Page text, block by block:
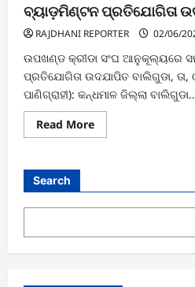
ବ୍ୟାଡ଼ମିଣ୍ଟନ ପ୍ରତିଯୋଗିତା
RAJDHANI REPORTER 02/06/
ଉପଖଣ୍ଡ କ୍ରୀଡା ସଂଘ ଆନୁକୂଲ୍ୟରେ
ପ୍ରତିଯୋଗିତା ଉଦଯାପିତ ବାଲିଗୁଡା,
ପାଣିଗ୍ରାହୀ): କନ୍ଧମାଳ ଜିଲ୍ଲା
Read MoreRead
more
ଆନୁକୂଲ୍ୟରେ
କପ୍
ପ୍ରତିଯୋଗିତା
Search